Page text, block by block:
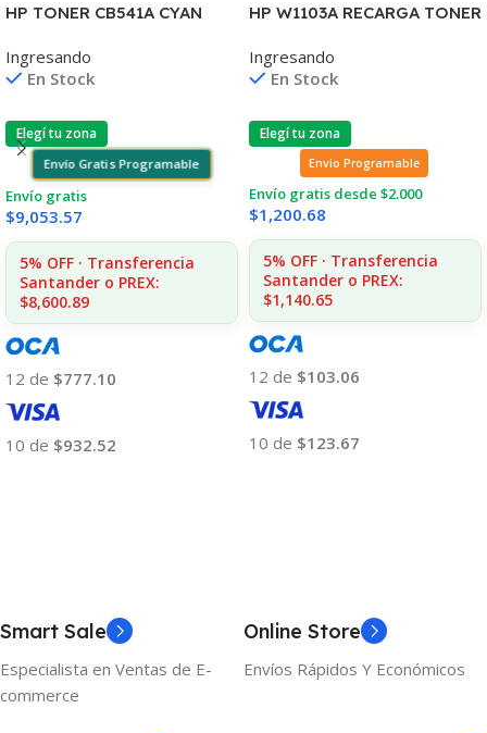
HP TONER CB541A CYAN
1215/1515/1510/1312
Ingresando
En Stock
Elegí tu zona
Envío Gratis Programable
Envío gratis
$9,053.57
5% OFF · Transferencia
Santander o PREX:
$8,600.89
12 de $777.10
10 de $932.52
HP W1103A RECARGA TONER
1000/1001/1020/1200 (B)
Ingresando
En Stock
Elegí tu zona
Envio Programable
Envío gratis desde $2.000
$1,200.68
5% OFF · Transferencia
Santander o PREX:
$1,140.65
12 de $103.06
10 de $123.67
Smart Sale
Especialista en Ventas de E-
commerce
Online Store
Envíos Rápidos Y Económicos